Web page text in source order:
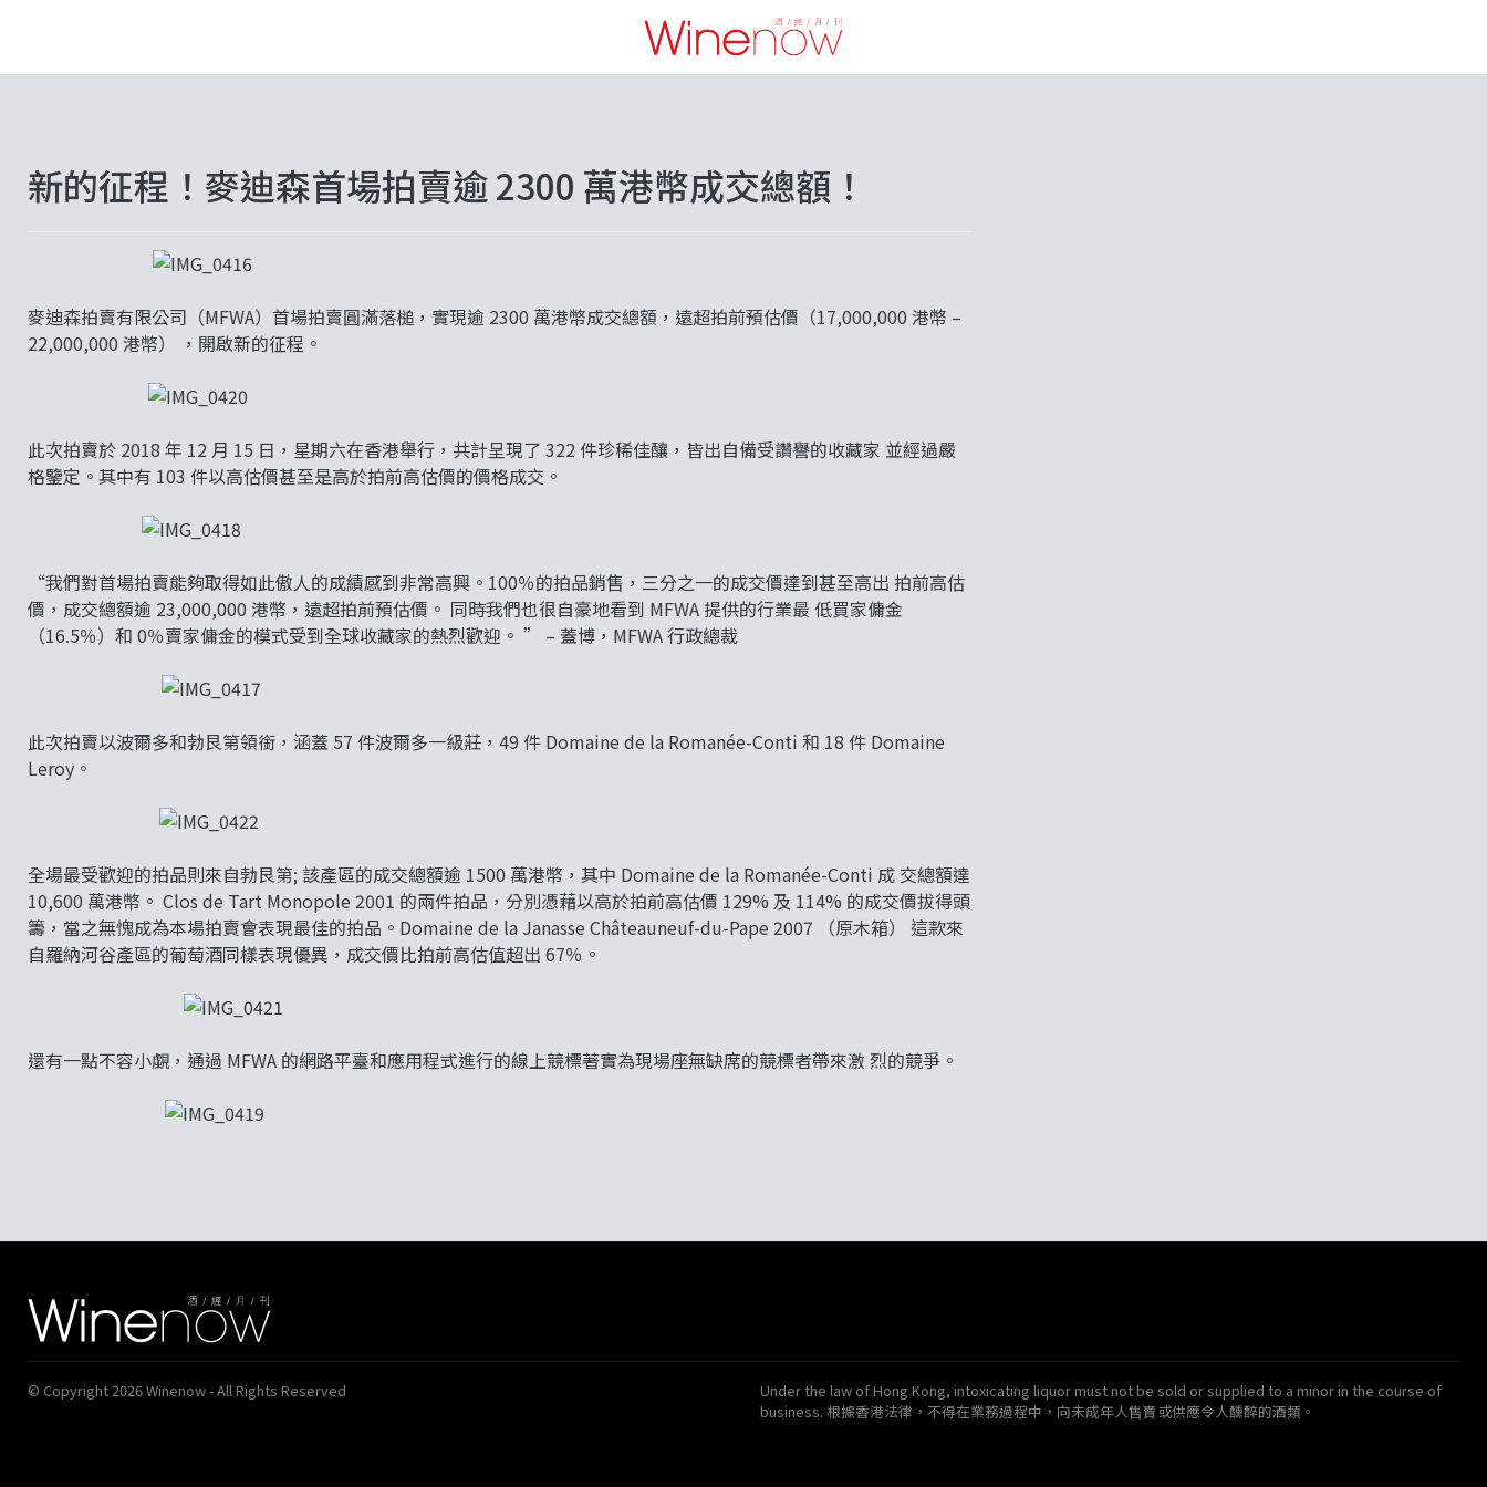
新的征程！麥迪森首場拍賣逾 2300 萬港幣成交總額！
麥迪森拍賣有限公司（MFWA）首場拍賣圓滿落槌，實現逾 2300 萬港幣成交總額，遠超拍前預估價（17,000,000 港幣 –
22,000,000 港幣） ，開啟新的征程。
此次拍賣於 2018 年 12 月 15 日，星期六在香港舉行，共計呈現了 322 件珍稀佳釀，皆出自備受讚譽的收藏家 並經過嚴
格鑒定。其中有 103 件以高估價甚至是高於拍前高估價的價格成交。
“我們對首場拍賣能夠取得如此傲人的成績感到非常高興。100％的拍品銷售，三分之一的成交價達到甚至高出 拍前高估
價，成交總額逾 23,000,000 港幣，遠超拍前預估價。 同時我們也很自豪地看到 MFWA 提供的行業最 低買家傭金
（16.5％）和 0％賣家傭金的模式受到全球收藏家的熱烈歡迎。 ” – 蓋博，MFWA 行政總裁
此次拍賣以波爾多和勃艮第領銜，涵蓋 57 件波爾多一級莊，49 件 Domaine de la Romanée-Conti 和 18 件 Domaine
Leroy。
全場最受歡迎的拍品則來自勃艮第; 該產區的成交總額逾 1500 萬港幣，其中 Domaine de la Romanée-Conti 成 交總額達
10,600 萬港幣。 Clos de Tart Monopole 2001 的兩件拍品，分別憑藉以高於拍前高估價 129% 及 114% 的成交價拔得頭
籌，當之無愧成為本場拍賣會表現最佳的拍品。Domaine de la Janasse Châteauneuf-du-Pape 2007 （原木箱） 這款來
自羅納河谷產區的葡萄酒同樣表現優異，成交價比拍前高估值超出 67％。
還有一點不容小覷，通過 MFWA 的網路平臺和應用程式進行的線上競標著實為現場座無缺席的競標者帶來激 烈的競爭。
© Copyright 2026 Winenow - All Rights Reserved
Under the law of Hong Kong, intoxicating liquor must not be sold or supplied to a minor in the course of
business. 根據香港法律，不得在業務過程中，向未成年人售賣或供應令人醺醉的酒類。